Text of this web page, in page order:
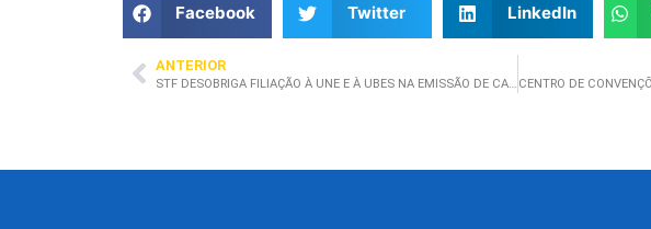
Facebook Twitter LinkedIn
ANTERIOR